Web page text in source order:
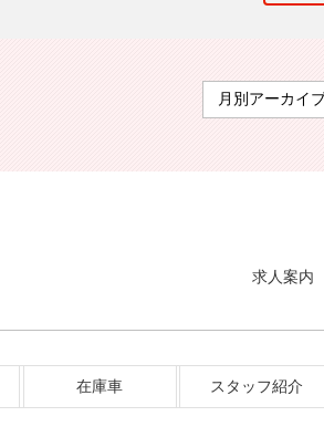
求人案内
在庫車 スタッフ紹介